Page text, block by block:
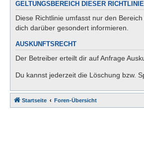
GELTUNGSBEREICH DIESER RICHTLINIE
Diese Richtlinie umfasst nur den
dich darüber gesondert informieren.
AUSKUNFTSRECHT
Der Betreiber erteilt dir auf Anfrage
Du kannst jederzeit die Löschung bzw.
Startseite Foren-Übersicht